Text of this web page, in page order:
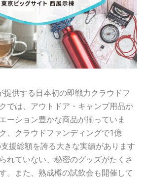
提供する日本初の即戦力クラウドフ
では、アウトドア・キャンプ用品か
ーション豊かな商品が揃っていま
、クラウドファンディングで1億
援総額を誇る大きな実績があります
れていない、秘密のグッズがたくさ
。また、熟成樽の試飲会も開催して